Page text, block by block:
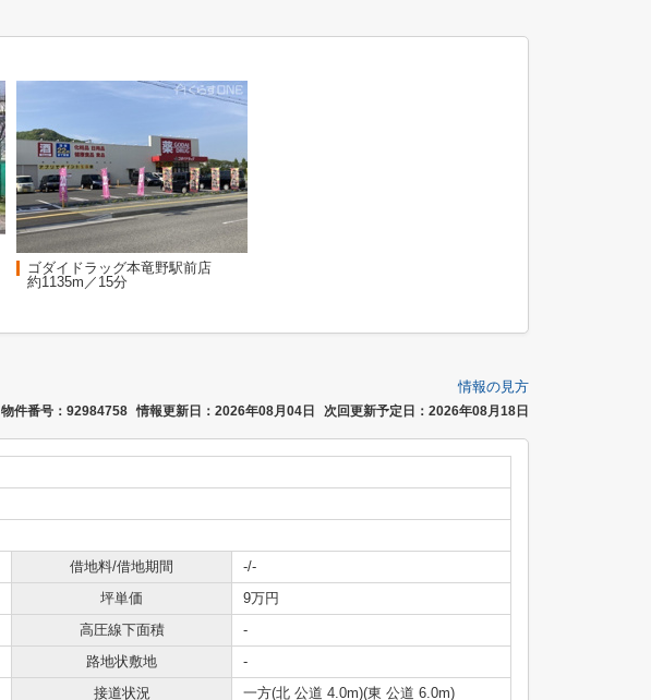
ゴダイドラッグ本竜野駅前店
約1135m／15分
情報の見方
物件番号：92984758 情報更新日：2026年08月04日 次回更新予定日：2026年08月18日
借地料/借地期間
-/-
坪単価
9万円
高圧線下面積
-
路地状敷地
-
接道状況
一方(北 公道 4.0m)(東 公道 6.0m)